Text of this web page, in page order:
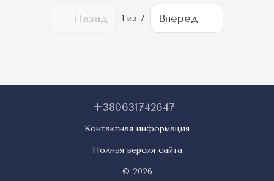
Назад 1 из 7 Вперед
+380631742647
Контактная информация
Полная версия сайта
© 2026